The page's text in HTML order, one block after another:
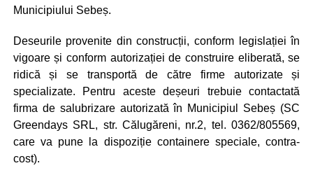
Municipiului Sebeș.
Deseurile provenite din construcții, conform legislației în
vigoare și conform autorizației de construire eliberată, se
ridică și se transportă de către firme autorizate și
specializate. Pentru aceste deșeuri trebuie contactată
firma de salubrizare autorizată în Municipiul Sebeș (SC
Greendays SRL, str. Călugăreni, nr.2, tel. 0362/805569,
care va pune la dispoziție containere speciale, contra-
cost).